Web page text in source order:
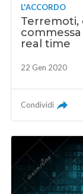
L'ACCORDO
Terremoti,
real time
22 Gen 2020
Condividi